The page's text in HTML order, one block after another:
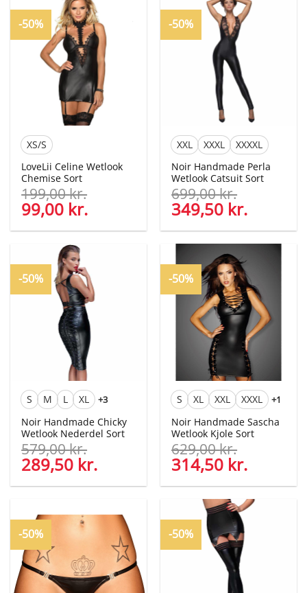
599,00 kr.. 399,00 kr.. 249,00 kr.. 125,00
-50%
XS/S
LoveLii Celine Wetlook
Chemise Sort
199,00kr.
Den
oprindelige
pris
199,00 kr..
99,00 kr.
aktuelle
pris
-50%
XXL XXXL
XXXXL
Noir Handmade Perla
Wetlook Catsuit Sort
699,00kr.
Den
oprindelige
pris
var:
699,00 kr..
349,50 kr.
aktuelle
pris
er:
-50%
S M L XL +3
Noir Handmade Chicky
Wetlook Nederdel Sort
579,00kr.
Den
oprindelige
pris
579,00 kr..
289,50 kr.
aktuelle
pris
289,50 kr..
-50%
S XL XXL XXXL +1
Noir Handmade Sascha
Wetlook Kjole Sort
629,00kr.
Den
oprindelige
pris
629,00 kr..
314,50 kr.
aktuelle
pris
er:
-50% -50%